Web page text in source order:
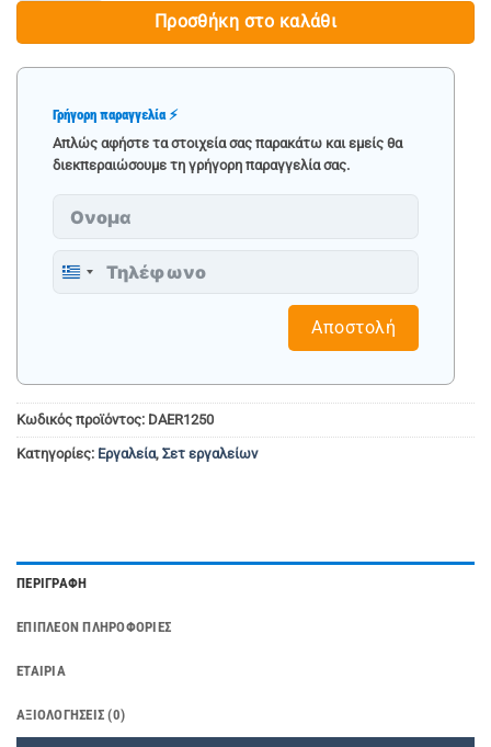
Προσθήκη στο καλάθι
Γρήγορη παραγγελία ⚡
Απλώς αφήστε τα στοιχεία σας παρακάτω και εμείς θα
διεκπεραιώσουμε τη γρήγορη παραγγελία σας.
Greece
Αποστολή
Κωδικός προϊόντος: DAER1250
Κατηγορίες: Εργαλεία, Σετ εργαλείων
ΠΕΡΙΓΡΑΦΉ
ΕΠΙΠΛΈΟΝ ΠΛΗΡΟΦΟΡΊΕΣ
ΕΤΑΙΡΊΑ
ΑΞΙΟΛΟΓΉΣΕΙΣ (0)